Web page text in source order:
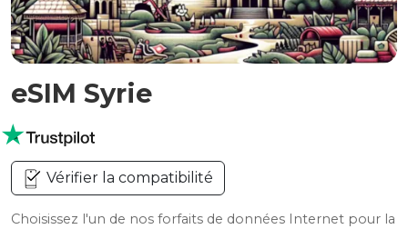
eSIM Syrie
Vérifier la compatibilité
Choisissez l'un de nos forfaits de données Internet pour la